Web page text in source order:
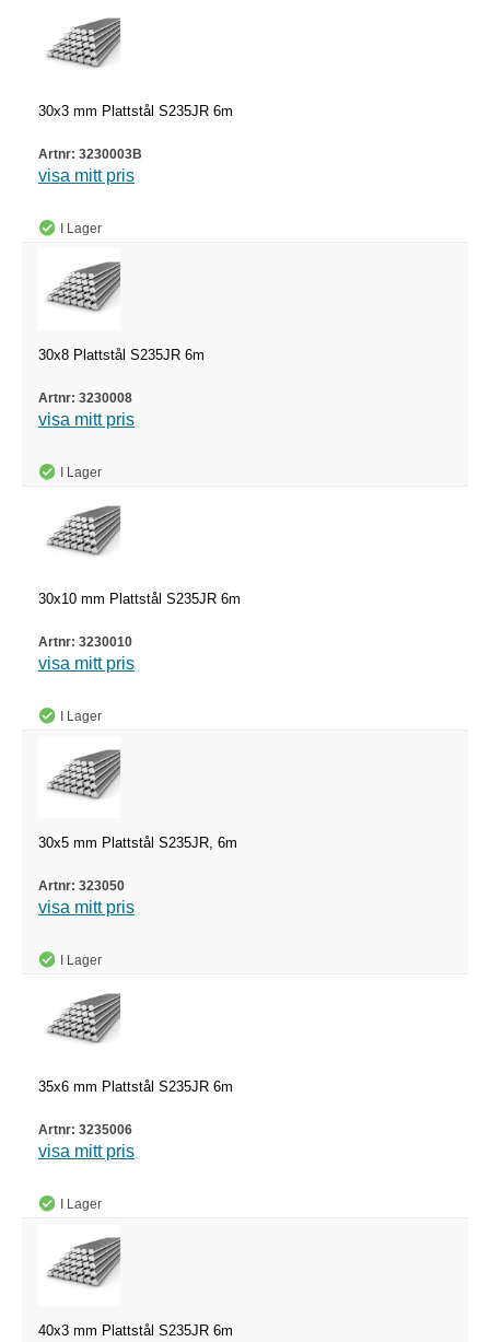
30x3 mm Plattstål S235JR 6m
3230003B
visa mitt pris
I Lager
30x8 Plattstål S235JR 6m
3230008
visa mitt pris
I Lager
30x10 mm Plattstål S235JR 6m
3230010
visa mitt pris
I Lager
30x5 mm Plattstål S235JR, 6m
323050
visa mitt pris
I Lager
35x6 mm Plattstål S235JR 6m
3235006
visa mitt pris
I Lager
40x3 mm Plattstål S235JR 6m